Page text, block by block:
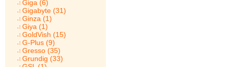
Giga (6)
Gigabyte (31)
Ginza (1)
Giya (1)
GoldVish (15)
G-Plus (9)
Gresso (35)
Grundig (33)